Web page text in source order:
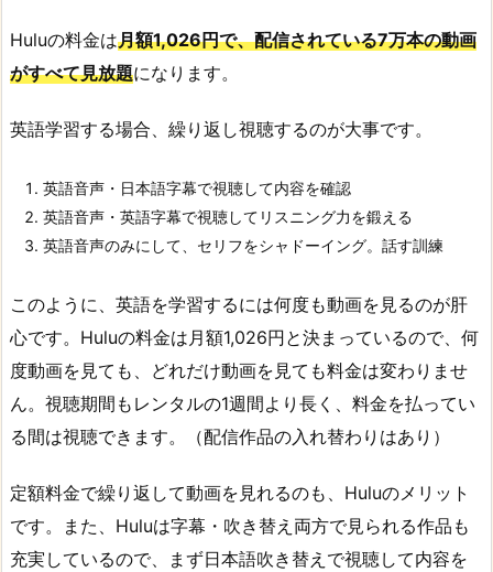
Huluの料金は月額1,026円で、配信されている7万本の動画
がすべて見放題になります。
英語学習する場合、繰り返し視聴するのが大事です。
英語音声・日本語字幕で視聴して内容を確認
英語音声・英語字幕で視聴してリスニング力を鍛える
英語音声のみにして、セリフをシャドーイング。話す訓練
このように、英語を学習するには何度も動画を見るのが肝
心です。Huluの料金は月額1,026円と決まっているので、何
度動画を見ても、どれだけ動画を見ても料金は変わりませ
ん。視聴期間もレンタルの1週間より長く、料金を払ってい
る間は視聴できます。（配信作品の入れ替わりはあり）
定額料金で繰り返して動画を見れるのも、Huluのメリット
です。また、Huluは字幕・吹き替え両方で見られる作品も
充実しているので、まず日本語吹き替えで視聴して内容を